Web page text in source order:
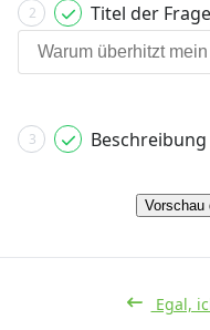
2 Titel der Frage
3
Vorschau
Egal,